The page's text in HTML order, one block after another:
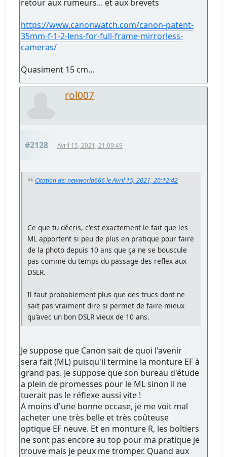
retour aux rumeurs... et aux brevets
https://www.canonwatch.com/canon-patent-
35mm-f-1-2-lens-for-full-frame-mirrorless-
cameras/
Quasiment 15 cm...
rol007
#2128 Avril 15, 2021, 21:09:49
Citation de: newworld666 le Avril 15, 2021, 20:12:42
Ce que tu décris, c'est exactement le fait que les
ML apportent si peu de plus en pratique pour faire
de la photo depuis 10 ans que ça ne se bouscule
pas comme du temps du passage des reflex aux
DSLR.
Il faut probablement plus que des trucs dont ne
sait pas vraiment dire si permet de faire mieux
qu'avec un bon DSLR vieux de 10 ans.
Je suppose que Canon sait de quoi l'avenir
sera fait (ML) puisqu'il termine la monture EF à
grand pas. Je suppose que son bureau d'étude
a plein de promesses pour le ML sinon il ne
tuerait pas le réflexe aussi vite !
A moins d'une bonne occase, je me voit mal
acheter une très belle et très coûteuse
optique EF neuve. Et en monture R, les boîtiers
ne sont pas encore au top pour ma pratique je
trouve mais je peux me tromper. Quand aux